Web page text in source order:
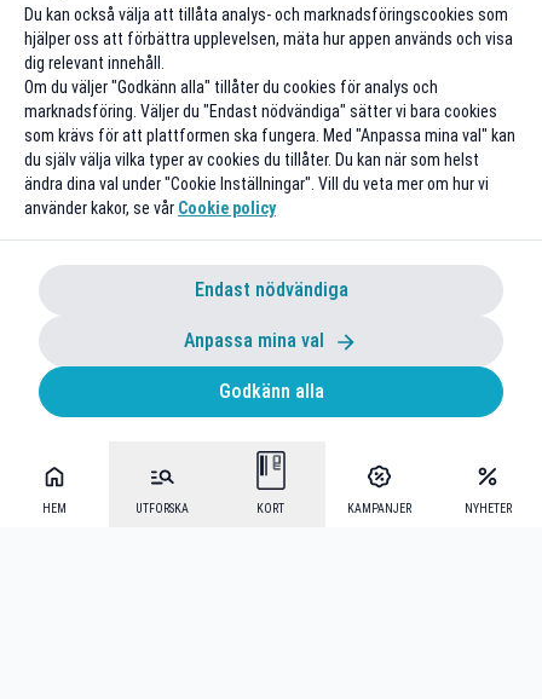
HEM UTFORSKA KORT KAMPANJER NYHETER
Du kan också välja att tillåta analys- och marknadsföringscookies som
hjälper oss att förbättra upplevelsen, mäta hur appen används och visa
dig relevant innehåll.
Om du väljer "Godkänn alla" tillåter du cookies för analys och
marknadsföring. Väljer du "Endast nödvändiga" sätter vi bara cookies
som krävs för att plattformen ska fungera. Med "Anpassa mina val" kan
du själv välja vilka typer av cookies du tillåter. Du kan när som helst
ändra dina val under "Cookie Inställningar". Vill du veta mer om hur vi
använder kakor, se vår Cookie policy
Endast nödvändiga
Anpassa mina val
Godkänn alla